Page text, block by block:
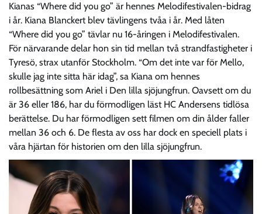
Kianas “Where did you go” är hennes Melodifestivalen-bidrag
i år. Kiana Blanckert blev tävlingens tvåa i år. Med låten
“Where did you go” tävlar nu 16-åringen i Melodifestivalen.
För närvarande delar hon sin tid mellan två strandfastigheter i
Tyresö, strax utanför Stockholm. “Om det inte var för Mello,
skulle jag inte sitta här idag”, sa Kiana om hennes
rollbesättning som Ariel i Den lilla sjöjungfrun. Oavsett om du
är 36 eller 186, har du förmodligen läst HC Andersens tidlösa
berättelse. Du har förmodligen sett filmen om din ålder faller
mellan 36 och 6. De flesta av oss har dock en speciell plats i
våra hjärtan för historien om den lilla sjöjungfrun.